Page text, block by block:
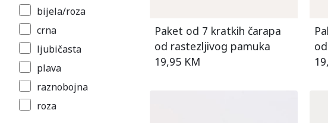
bijela/roza
crna
ljubičasta
plava
raznobojna
roza
Paket od 7 kratkih čarapa
od rastezljivog pamuka
19,95 KM